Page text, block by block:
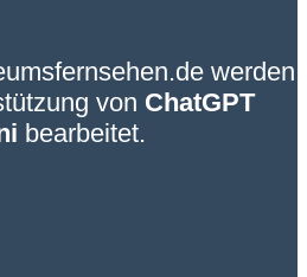
werden
von ChatGPT
bearbeitet.